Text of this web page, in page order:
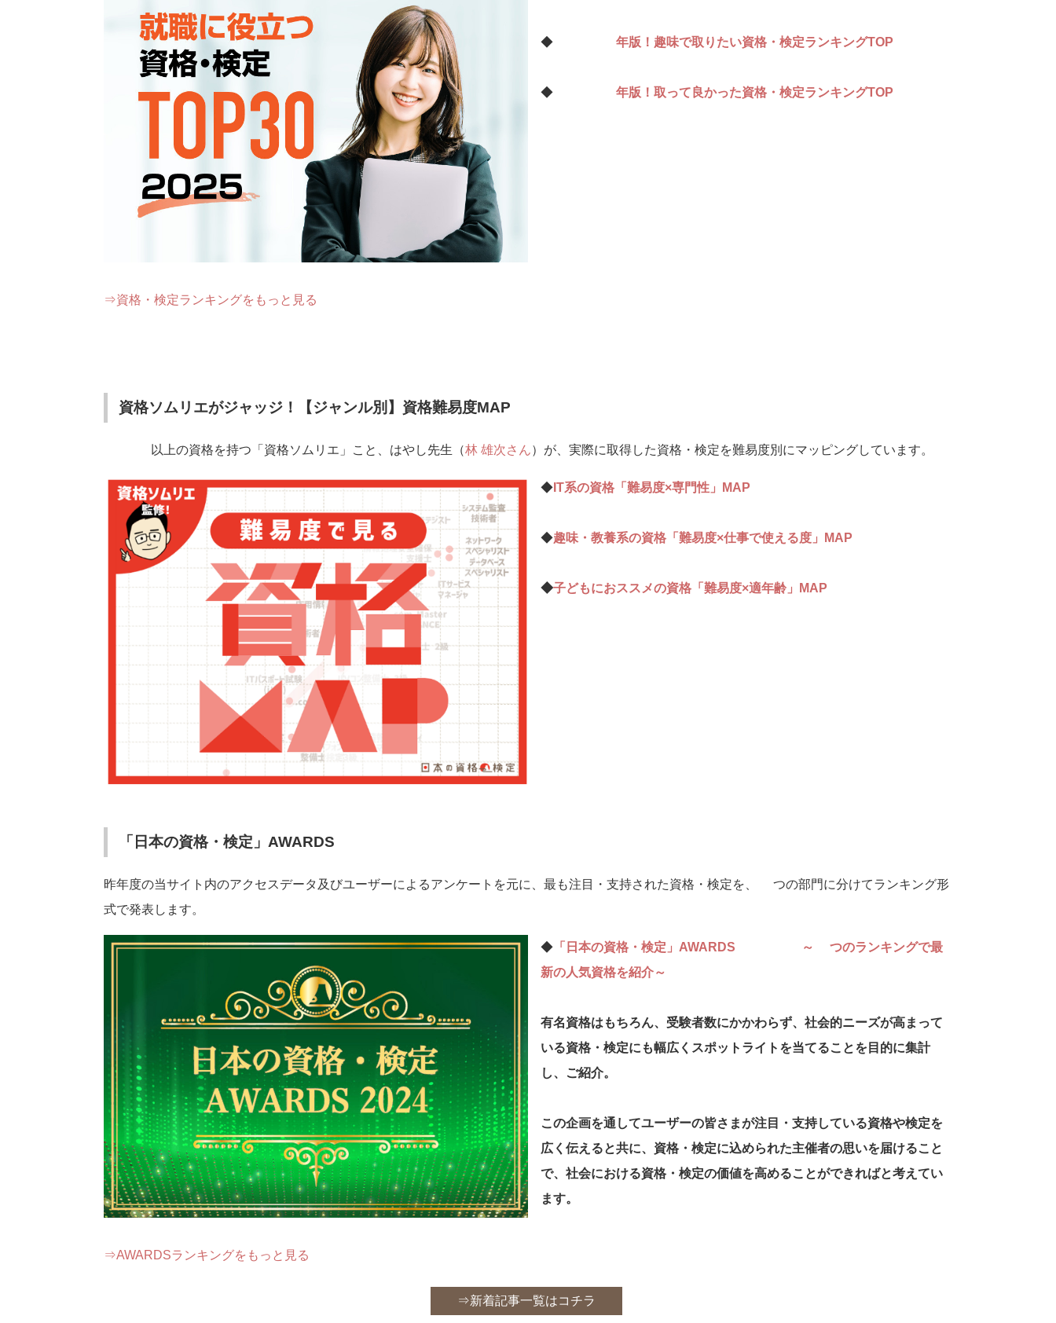
◆ 2025年版！趣味で取りたい資格・検定ランキングTOP10
◆ 2025年版！取って良かった資格・検定ランキングTOP10
⇒資格・検定ランキングをもっと見る
資格ソムリエがジャッジ！【ジャンル別】資格難易度MAP
500以上の資格を持つ「資格ソムリエ」こと、はやし先生（林 雄次さん）が、実際に取得した資格・検定を難易度別にマッピングしています。
◆ IT系の資格「難易度×専門性」MAP
◆趣味・教養系の資格「難易度×仕事で使える度」MAP
◆子どもにおススメの資格「難易度×適年齢」MAP
「日本の資格・検定」AWARDS
昨年度の当サイト内のアクセスデータ及びユーザーによるアンケートを元に、最も注目・支持された資格・検定を、3つの部門に分けてランキング形
式で発表します。
◆ 「日本の資格・検定」AWARDS 2024～3つのランキングで最
新の人気資格を紹介～
有名資格はもちろん、受験者数にかかわらず、社会的ニーズが高まって
いる資格・検定にも幅広くスポットライトを当てることを目的に集計
し、ご紹介。
この企画を通してユーザーの皆さまが注目・支持している資格や検定を
広く伝えると共に、資格・検定に込められた主催者の思いを届けること
で、社会における資格・検定の価値を高めることができればと考えてい
ます。
⇒AWARDSランキングをもっと見る
⇒新着記事一覧はコチラ